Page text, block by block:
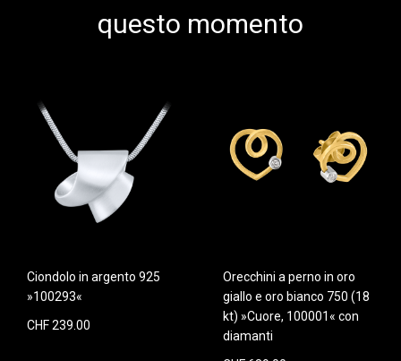
questo momento
Ciondolo in argento 925
»100293«
CHF 239.00
Orecchini a perno in oro
giallo e oro bianco 750 (18
kt) »Cuore, 100001« con
diamanti